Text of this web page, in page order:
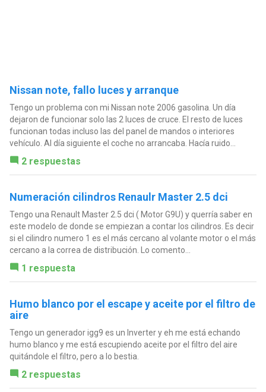
Nissan note, fallo luces y arranque
Tengo un problema con mi Nissan note 2006 gasolina. Un día
dejaron de funcionar solo las 2 luces de cruce. El resto de luces
funcionan todas incluso las del panel de mandos o interiores
vehículo. Al día siguiente el coche no arrancaba. Hacía ruido...
2 respuestas
Numeración cilindros Renaulr Master 2.5 dci
Tengo una Renault Master 2.5 dci ( Motor G9U) y querría saber en
este modelo de donde se empiezan a contar los cilindros. Es decir
si el cilindro numero 1 es el más cercano al volante motor o el más
cercano a la correa de distribución. Lo comento...
1 respuesta
Humo blanco por el escape y aceite por el filtro de
aire
Tengo un generador igg9 es un Inverter y eh me está echando
humo blanco y me está escupiendo aceite por el filtro del aire
quitándole el filtro, pero a lo bestia.
2 respuestas